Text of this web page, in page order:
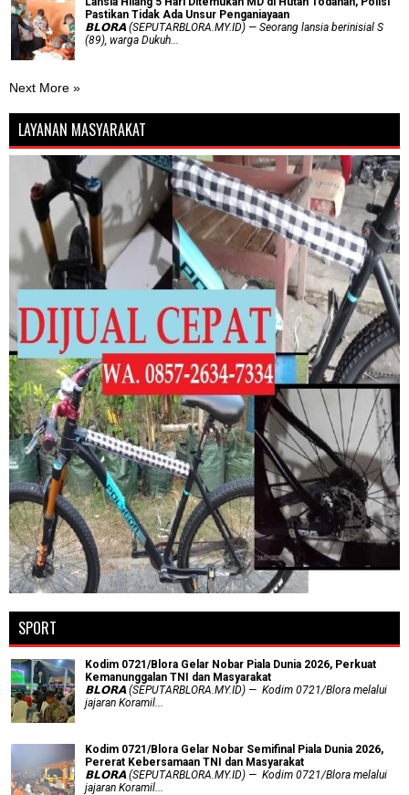
Pastikan Tidak Ada Unsur Penganiayaan
𝗕𝗟𝗢𝗥𝗔 (SEPUTARBLORA.MY.ID) — Seorang lansia berinisial S
(89), warga Dukuh...
Next More »
LAYANAN MASYARAKAT
SPORT
Kodim 0721/Blora Gelar Nobar Piala Dunia 2026, Perkuat
Kemanunggalan TNI dan Masyarakat
𝗕𝗟𝗢𝗥𝗔 (SEPUTARBLORA.MY.ID) — Kodim 0721/Blora melalui
jajaran Koramil...
Kodim 0721/Blora Gelar Nobar Semifinal Piala Dunia 2026,
Pererat Kebersamaan TNI dan Masyarakat
𝗕𝗟𝗢𝗥𝗔 (SEPUTARBLORA.MY.ID) — Kodim 0721/Blora melalui
jajaran Koramil...